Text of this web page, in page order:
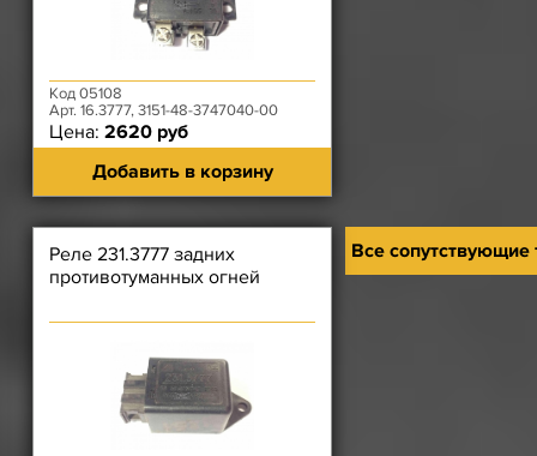
Код 05108
Арт. 16.3777, 3151-48-3747040-00
Цена: 2620 руб
Добавить в корзину
Реле 231.3777 задних
противотуманных огней
Все сопутствующие